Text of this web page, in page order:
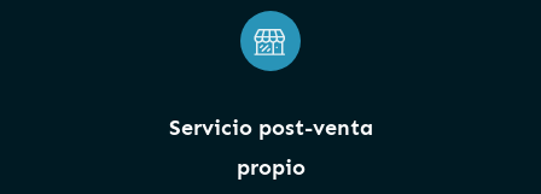
Servicio post-venta
propio